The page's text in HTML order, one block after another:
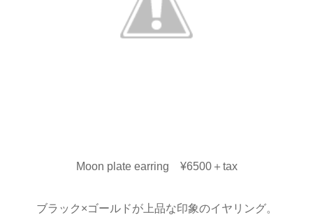
Moon plate earring ¥6500＋tax
ブラック×ゴールドが上品な印象のイヤリング。